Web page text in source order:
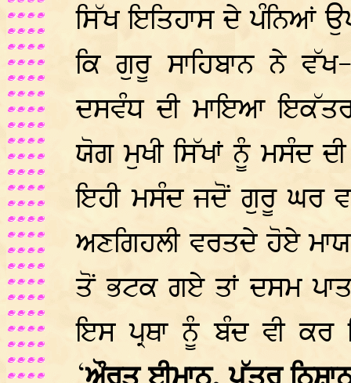
ਸਿੱਖ ਇਤਿਹਾਸ ਦੇ ਪੰਨਿਆਂ
ਕਿ ਗੁਰੂ ਸਾਹਿਬਾਨ ਨੇ
ਦਸਵੰਧ ਦੀ ਮਾਇਆ
ਯੋਗ ਮੁਖੀ ਸਿੱਖਾਂ ਨੂੰ ਮਸੰਦ
ਇਹੀ ਮਸੰਦ ਜਦੋਂ ਗੁਰੂ ਘਰ
ਅਣਗਿਹਲੀ ਵਰਤਦੇ ਹੋਏ
ਤੋਂ ਭਟਕ ਗਏ ਤਾਂ ਦਸਮ
ਇਸ ਪ੍ਰਥਾ ਨੂੰ ਬੰਦ ਵੀ